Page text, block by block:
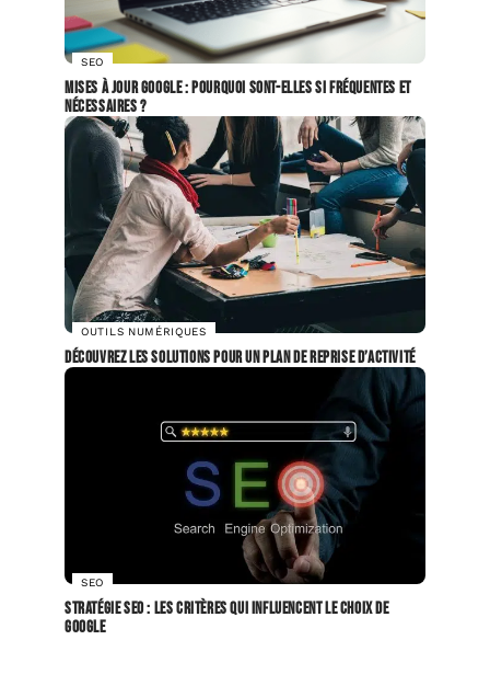
SEO
Mises à jour Google : Pourquoi sont-elles si fréquentes et
nécessaires ?
OUTILS NUMÉRIQUES
Découvrez les solutions pour un plan de reprise d’activité
SEO
Stratégie SEO : les critères qui influencent le choix de
Google